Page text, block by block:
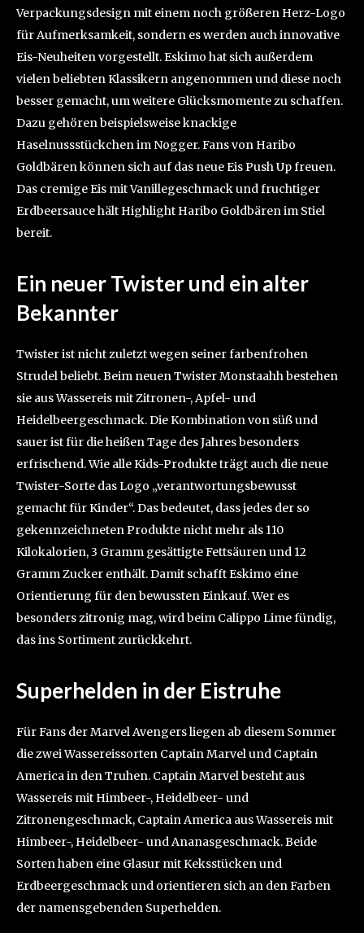
Verpackungsdesign mit einem noch größeren Herz-Logo
für Aufmerksamkeit, sondern es werden auch innovative
Eis-Neuheiten vorgestellt. Eskimo hat sich außerdem
vielen beliebten Klassikern angenommen und diese noch
besser gemacht, um weitere Glücksmomente zu schaffen.
Dazu gehören beispielsweise knackige
Haselnussstückchen im Nogger. Fans von Haribo
Goldbären können sich auf das neue Eis Push Up freuen.
Das cremige Eis mit Vanillegeschmack und fruchtiger
Erdbeersauce hält Highlight Haribo Goldbären im Stiel
bereit.
Ein neuer Twister und ein alter
Bekannter
Twister ist nicht zuletzt wegen seiner farbenfrohen
Strudel beliebt. Beim neuen Twister Monstaahh bestehen
sie aus Wassereis mit Zitronen-, Apfel- und
Heidelbeergeschmack. Die Kombination von süß und
sauer ist für die heißen Tage des Jahres besonders
erfrischend. Wie alle Kids-Produkte trägt auch die neue
Twister-Sorte das Logo „verantwortungsbewusst
gemacht für Kinder“. Das bedeutet, dass jedes der so
gekennzeichneten Produkte nicht mehr als 110
Kilokalorien, 3 Gramm gesättigte Fettsäuren und 12
Gramm Zucker enthält. Damit schafft Eskimo eine
Orientierung für den bewussten Einkauf. Wer es
besonders zitronig mag, wird beim Calippo Lime fündig,
das ins Sortiment zurückkehrt.
Superhelden in der Eistruhe
Für Fans der Marvel Avengers liegen ab diesem Sommer
die zwei Wassereissorten Captain Marvel und Captain
America in den Truhen. Captain Marvel besteht aus
Wassereis mit Himbeer-, Heidelbeer- und
Zitronengeschmack, Captain America aus Wassereis mit
Himbeer-, Heidelbeer- und Ananasgeschmack. Beide
Sorten haben eine Glasur mit Keksstücken und
Erdbeergeschmack und orientieren sich an den Farben
der namensgebenden Superhelden.